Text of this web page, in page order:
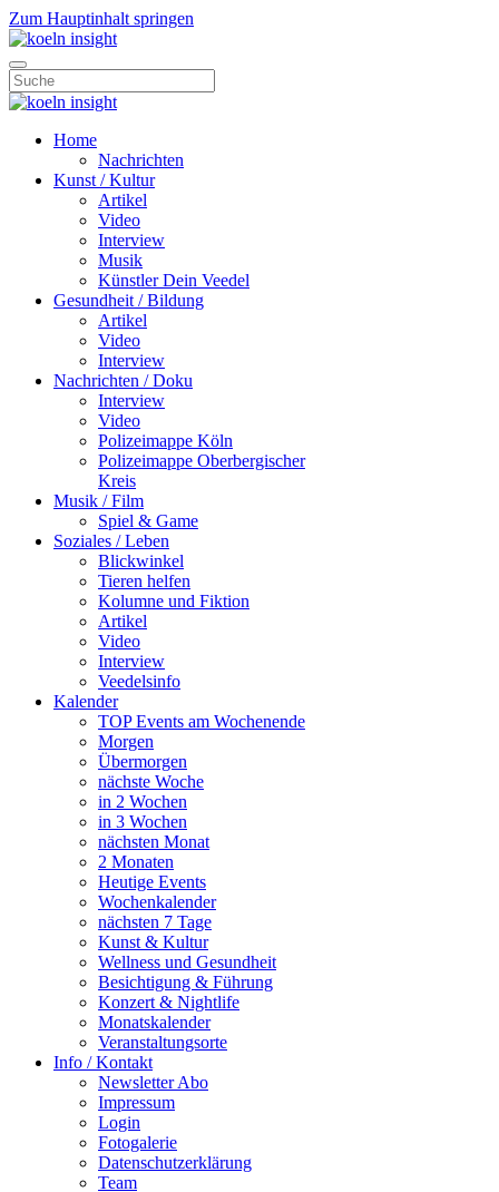
Zum Hauptinhalt springen
Home
Nachrichten
Kunst / Kultur
Artikel
Video
Interview
Musik
Künstler Dein Veedel
Gesundheit / Bildung
Artikel
Video
Interview
Nachrichten / Doku
Interview
Video
Polizeimappe Köln
Polizeimappe Oberbergischer
Kreis
Musik / Film
Spiel & Game
Soziales / Leben
Blickwinkel
Tieren helfen
Kolumne und Fiktion
Artikel
Video
Interview
Veedelsinfo
Kalender
TOP Events am Wochenende
Morgen
Übermorgen
nächste Woche
in 2 Wochen
in 3 Wochen
nächsten Monat
2 Monaten
Heutige Events
Wochenkalender
nächsten 7 Tage
Kunst & Kultur
Wellness und Gesundheit
Besichtigung & Führung
Konzert & Nightlife
Monatskalender
Veranstaltungsorte
Info / Kontakt
Newsletter Abo
Impressum
Login
Fotogalerie
Datenschutzerklärung
Team